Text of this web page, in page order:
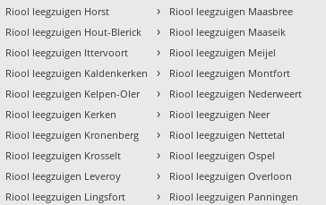
Riool leegzuigen Horst
Riool leegzuigen Hout-Blerick
Riool leegzuigen Ittervoort
Riool leegzuigen Kaldenkerken
Riool leegzuigen Kelpen-Oler
Riool leegzuigen Kerken
Riool leegzuigen Kronenberg
Riool leegzuigen Krosselt
Riool leegzuigen Leveroy
Riool leegzuigen Lingsfort
› Riool leegzuigen Maasbree
› Riool leegzuigen Maaseik
› Riool leegzuigen Meijel
› Riool leegzuigen Montfort
› Riool leegzuigen Nederweert
› Riool leegzuigen Neer
› Riool leegzuigen Nettetal
› Riool leegzuigen Ospel
› Riool leegzuigen Overloon
› Riool leegzuigen Panningen